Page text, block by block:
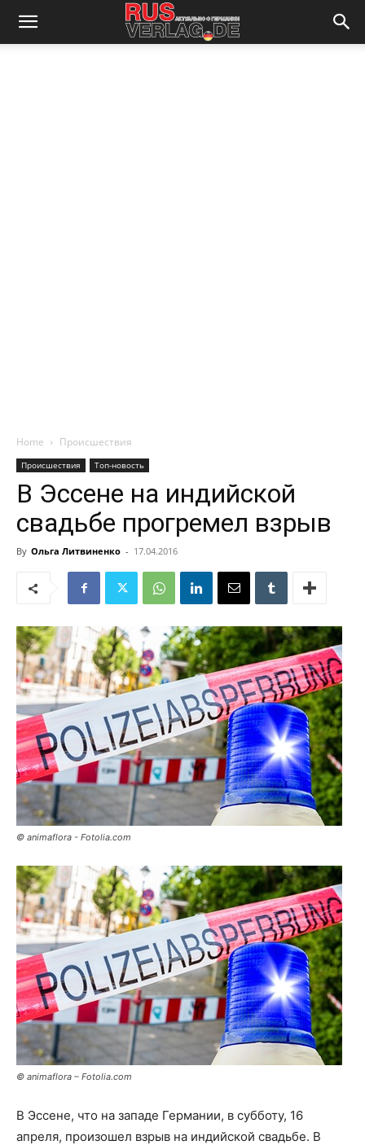
Home Происшествия
Происшествия Топ-новость
В Эссене на индийской
свадьбе прогремел взрыв
By Ольга Литвиненко - 17.04.2016
© animaflora - Fotolia.com
© animaflora – Fotolia.com
В Эссене, что на западе Германии, в субботу, 16
апреля, произошел взрыв на индийской свадьбе. В